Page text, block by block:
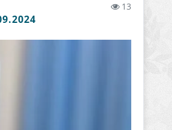
13